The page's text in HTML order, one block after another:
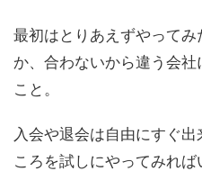
最初はとりあえずやって
か、合わないから違う会
こと。
入会や退会は自由にすぐ
ころを試しにやってみれば